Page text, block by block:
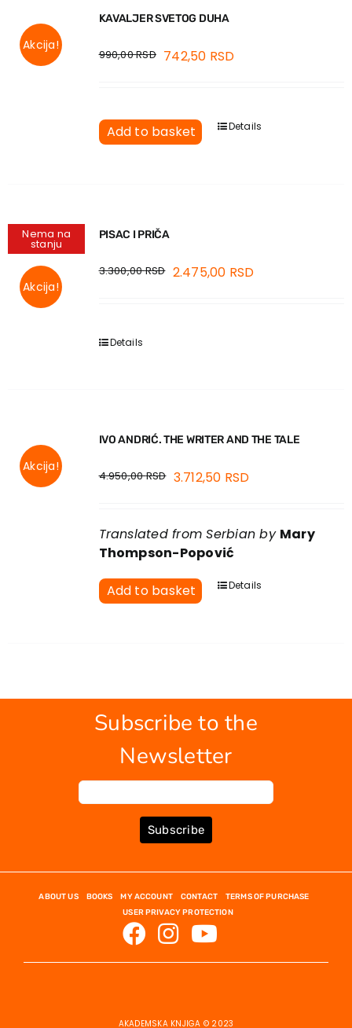
Akcija!
KAVALJER SVETOG DUHA
990,00RSD 742,50 RSD
Add to basket Details
Nema na
stanju
Akcija!
PISAC I PRIČA
3.300,00RSD 2.475,00 RSD
Details
Akcija!
IVO ANDRIĆ. THE WRITER AND THE TALE
4.950,00RSD 3.712,50 RSD
Translated from Serbian by Mary
Thompson-Popović
Add to basket Details
Subscribe to the
Newsletter
Subscribe
ABOUT US BOOKS MY ACCOUNT CONTACT
TERMS OF PURCHASE
USER PRIVACY PROTECTION
AKADEMSKA KNJIGA © 2023